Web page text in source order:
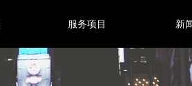
服务项目 新